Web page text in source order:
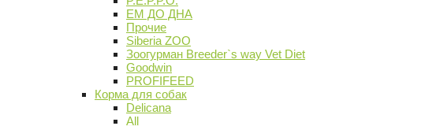
ЕМ ДО ДНА
Прочие
Siberia ZOO
Зоогурман Breeder`s way Vet Diet
Goodwin
PROFIFEED
Корма для собак
Delicana
All